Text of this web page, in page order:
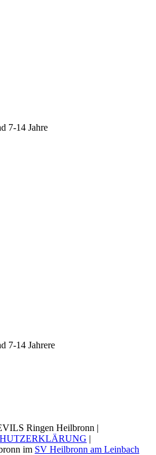
7-14 Jahre
7-14 Jahrere
Ringen Heilbronn |
|
im SV Heilbronn am Leinbach